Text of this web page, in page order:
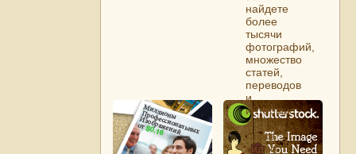
найдете
более
тысячи
фотографий,
множество
статей,
переводов
и
интервью,
а
также
видео.